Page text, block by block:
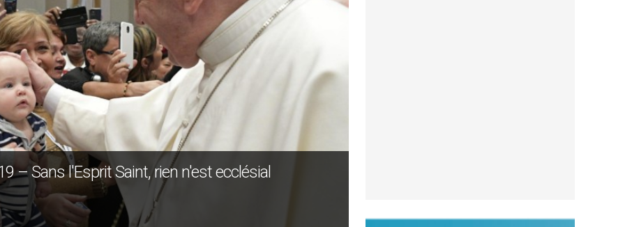
– Sans l'Esprit Saint, rien n'est ecclésial